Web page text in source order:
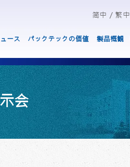
简中 / 繁中
ース パックテックの価値 製品概観
会